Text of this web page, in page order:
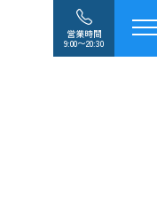
営業時間
9:00〜20:30